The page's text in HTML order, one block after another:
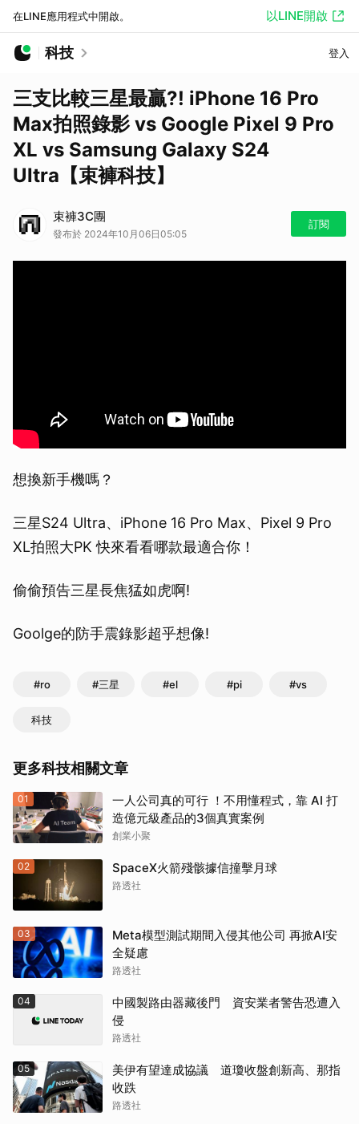
在LINE應用程式中開啟。 以LINE開啟
科技 登入
三支比較三星最贏?! iPhone 16 Pro
Max拍照錄影 vs Google Pixel 9 Pro
XL vs Samsung Galaxy S24
Ultra【束褲科技】
束褲3C團
發布於 2024年10月06日05:05
訂閱
想換新手機嗎？
三星S24 Ultra、iPhone 16 Pro Max、Pixel 9 Pro
XL拍照大PK 快來看看哪款最適合你！
偷偷預告三星長焦猛如虎啊!
Goolge的防手震錄影超乎想像!
#ro #三星 #el #pi #vs
科技
更多科技相關文章
01
一人公司真的可行 ！不用懂程式，靠 AI 打
造億元級產品的3個真實案例
創業小聚
02 SpaceX火箭殘骸據信撞擊月球
路透社
03
Meta模型測試期間入侵其他公司 再掀AI安
全疑慮
路透社
04
中國製路由器藏後門 資安業者警告恐遭入
侵
路透社
05
美伊有望達成協議 道瓊收盤創新高、那指
收跌
路透社